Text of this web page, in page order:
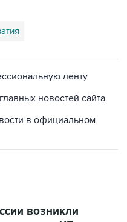
ленту
новостей сайта
в официальном
возникли